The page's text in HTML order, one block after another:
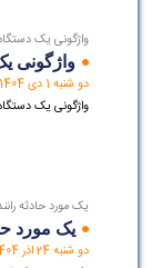
واژگونی یک
واژگونی
دو شنبه 1 دی 1404
واژگونی یک
یک مورد حادثه
یک مورد
دو شنبه 24 اذر 1404